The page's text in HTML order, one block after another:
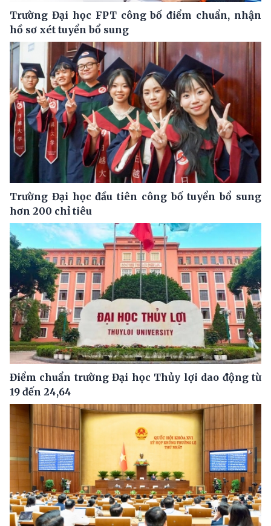
Trường Đại học FPT công bố điểm chuẩn, nhận
hồ sơ xét tuyển bổ sung
Trường Đại học đầu tiên công bố tuyển bổ sung
hơn 200 chỉ tiêu
Điểm chuẩn trường Đại học Thủy lợi dao động từ
19 đến 24,64